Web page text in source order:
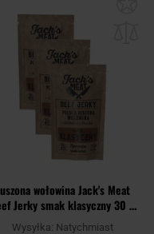
wołowina Jack's Meat
Jerky smak klasyczny 30 g
- 3 szt.
Wysyłka: Natychmiast